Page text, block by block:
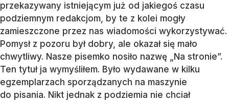
przekazywany istniejącym już od jakiegoś czasu
podziemnym redakcjom, by te z kolei mogły
zamieszczone przez nas wiadomości wykorzystywać.
Pomysł z pozoru był dobry, ale okazał się mało
chwytliwy. Nasze pisemko nosiło nazwę „Na stronie”.
Ten tytuł ja wymyśliłem. Było wydawane w kilku
egzemplarzach sporządzanych na maszynie
do pisania. Nikt jednak z podziemia nie chciał